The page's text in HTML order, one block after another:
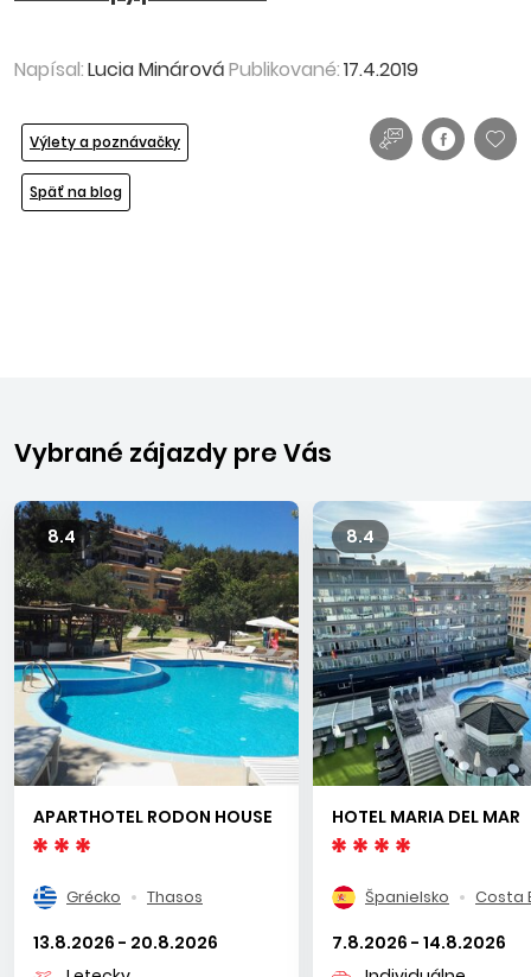
Napísal:Lucia MinárováPublikované:17.4.2019
Výlety a poznávačky
Späť na blog
Vybrané zájazdy pre Vás
8.4
APARTHOTEL RODON HOUSE
Grécko Thasos
13.8.2026 - 20.8.2026
8.4
HOTEL MARIA DEL MAR
Španielsko Costa
7.8.2026 - 14.8.2026